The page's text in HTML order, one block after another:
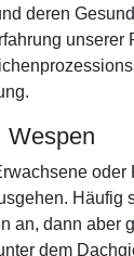
deren
unserer
Wespen
oder
Häufig
an, dann aber
dem